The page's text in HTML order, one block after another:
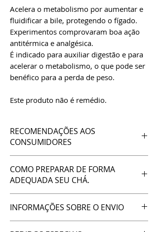
Acelera o metabolismo por aumentar e
fluidificar a bile, protegendo o fígado.
Experimentos comprovaram boa ação
antitérmica e analgésica.
É indicado para auxiliar digestão e para
acelerar o metabolismo, o que pode ser
benéfico para a perda de peso.
Este produto não é remédio.
RECOMENDAÇÕES AOS
CONSUMIDORES
Guião são produzidos ou coletados
por nossa equipe, principalmente na
região de São Gonçalo do Rio das
Pedras (MG), comunidade localizada
no alto da Serra do Espinhaço, na
cabeceira da nascente do Rio
COMO PREPARAR DE FORMA
ADEQUADA SEU CHÁ.
enviar a planta que você escolheu
devidamente desidratada e picada, pois
assim você fará uma extração melhor e
INFORMAÇÕES SOBRE O ENVIO